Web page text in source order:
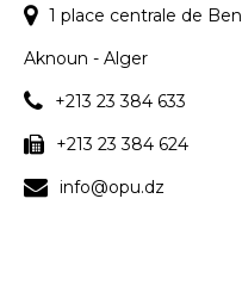
1 place centrale de Ben
Aknoun - Alger
+213 23 384 633
+213 23 384 624
info@opu.dz